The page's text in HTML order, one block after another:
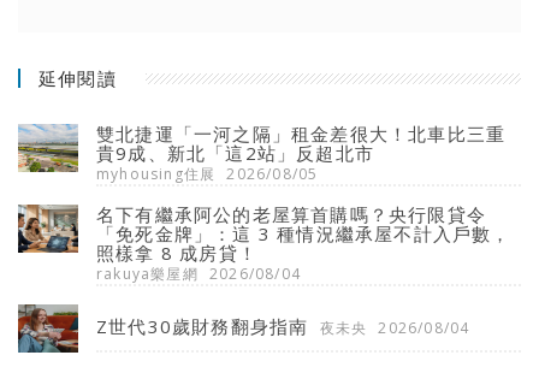
延伸閱讀
雙北捷運「一河之隔」租金差很大！北車比三重
貴9成、新北「這2站」反超北市
myhousing住展 2026/08/05
名下有繼承阿公的老屋算首購嗎？央行限貸令
「免死金牌」：這 3 種情況繼承屋不計入戶數，
照樣拿 8 成房貸！
rakuya樂屋網 2026/08/04
Z世代30歲財務翻身指南 夜未央 2026/08/04